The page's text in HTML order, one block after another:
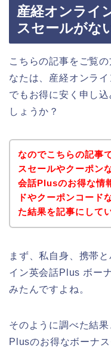
産経オンライ
スセールがな
こちらの記事をご覧
なたは、産経オンラ
でもお得に安く申し
しょうか？
なのでこちらの記事
スセールやクーポン
会話Plusのお得な情
ドやクーポンコード
た結果を記事にして
まず、私自身、携帯
イン英会話Plus ボー
みたんですよね。
そのように調べた結
Plusのお得なボーナ